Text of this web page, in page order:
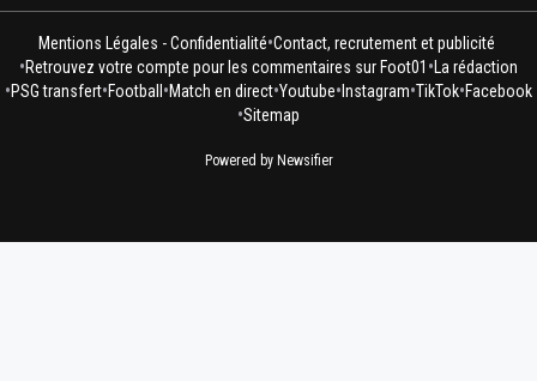
Mentions Légales - Confidentialité•Contact, recrutement et publicité
•Retrouvez votre compte pour les commentaires sur Foot01 • La rédaction
•PSG transfert•Football •Match en direct•Youtube• Instagram•TikTok•Facebook
•Sitemap
Powered by Newsifier